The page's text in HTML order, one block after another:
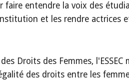
entendre la voix des
et les rendre actrices
Droits des Femmes,
des droits entre les